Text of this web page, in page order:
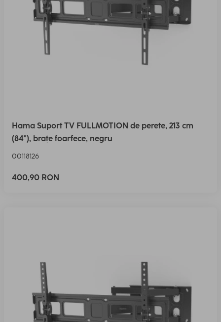
Hama Suport TV FULLMOTION de perete, 213 cm
(84"), brațe foarfece, negru
00118126
400,90 RON